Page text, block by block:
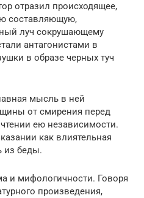
отразил происходящее,
составляющую,
луч сокрушающему
антагонистами в
в образе черных туч
мысль в ней
от смирения перед
ею независимости.
как влиятельная
из беды.
и мифологичности. Говоря
произведения,